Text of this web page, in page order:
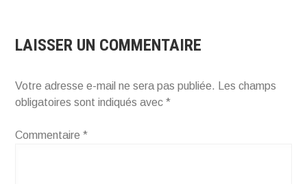
L’ARTICLE
LAISSER UN COMMENTAIRE
Votre adresse e-mail ne sera pas publiée.
Les champs
obligatoires sont indiqués avec*
Commentaire*